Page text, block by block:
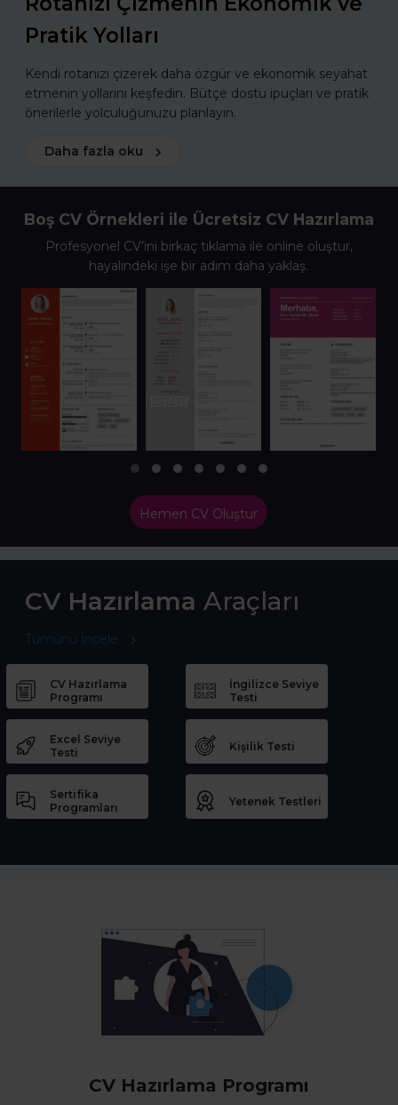
Pratik Yolları
Kendi rotanızı çizerek daha özgür ve ekonomik seyahat
etmenin yollarını keşfedin. Bütçe dostu ipuçları ve pratik
önerilerle yolculuğunuzu planlayın.
Daha fazla oku
Boş CV Örnekleri ile Ücretsiz CV Hazırlama
Profesyonel CV’ini birkaç tıklama ile online oluştur,
hayalindeki işe bir adım daha yaklaş.
Hemen CV Oluştur
CV Hazırlama Araçları
Tümünü İncele
CV Hazırlama
Programı
İngilizce Seviye
Testi
Excel Seviye
Testi
Kişilik Testi
Sertifika
Programları
Yetenek Testleri
CV Hazırlama Programı